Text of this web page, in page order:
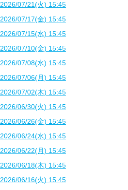
2026/07/21(火) 15:45
2026/07/17(金) 15:45
2026/07/15(水) 15:45
2026/07/10(金) 15:45
2026/07/08(水) 15:45
2026/07/06(月) 15:45
2026/07/02(木) 15:45
2026/06/30(火) 15:45
2026/06/26(金) 15:45
2026/06/24(水) 15:45
2026/06/22(月) 15:45
2026/06/18(木) 15:45
2026/06/16(火) 15:45